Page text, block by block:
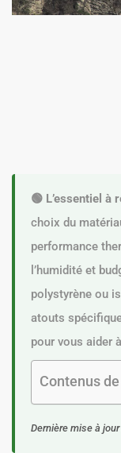
🟢 L’essentiel à
choix du
performance
l’humidité et
polystyrène ou
atouts
pour vous aider
Contenus
Dernière mise à